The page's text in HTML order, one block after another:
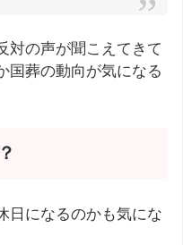
対の声が聞こえてきて
国葬の動向が気になる
日になるのかも気にな